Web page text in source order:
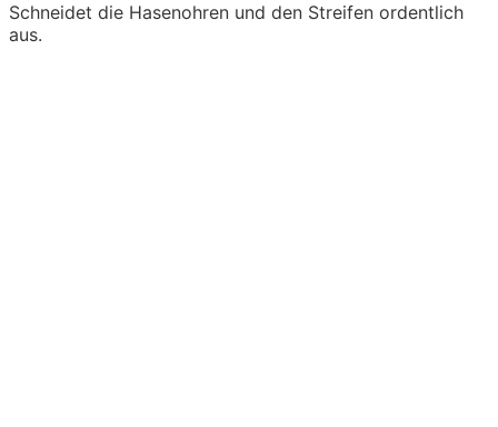
Schneidet die Hasenohren und den Streifen ordentlich
aus.